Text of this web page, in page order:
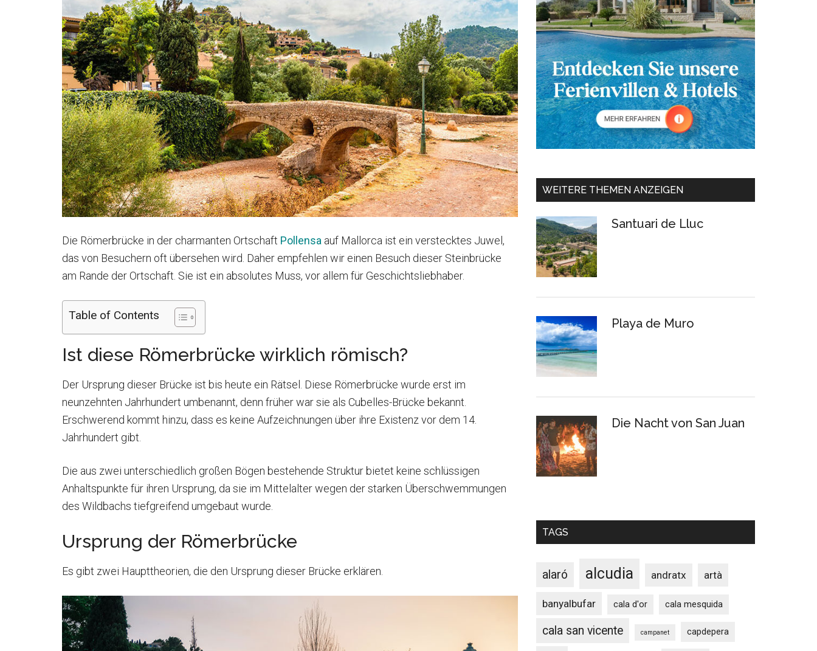
Die Römerbrücke in der charmanten Ortschaft Pollensa auf Mallorca ist ein verstecktes Juwel,
das von Besuchern oft übersehen wird. Daher empfehlen wir einen Besuch dieser Steinbrücke
am Rande der Ortschaft. Sie ist ein absolutes Muss, vor allem für Geschichtsliebhaber.
Table of Contents
Ist diese Römerbrücke wirklich römisch?
Der Ursprung dieser Brücke ist bis heute ein Rätsel. Diese Römerbrücke wurde erst im
neunzehnten Jahrhundert umbenannt, denn früher war sie als Cubelles-Brücke bekannt.
Erschwerend kommt hinzu, dass es keine Aufzeichnungen über ihre Existenz vor dem 14.
Jahrhundert gibt.
Die aus zwei unterschiedlich großen Bögen bestehende Struktur bietet keine schlüssigen
Anhaltspunkte für ihren Ursprung, da sie im Mittelalter wegen der starken Überschwemmungen
des Wildbachs tiefgreifend umgebaut wurde.
Ursprung der Römerbrücke
Es gibt zwei Haupttheorien, die den Ursprung dieser Brücke erklären.
WEITERE THEMEN ANZEIGEN
Santuari de Lluc
Playa de Muro
Die Nacht von San Juan
TAGS
alaró alcudia andratx artà
banyalbufar cala d'or cala mesquida
cala san vicente campanet capdepera